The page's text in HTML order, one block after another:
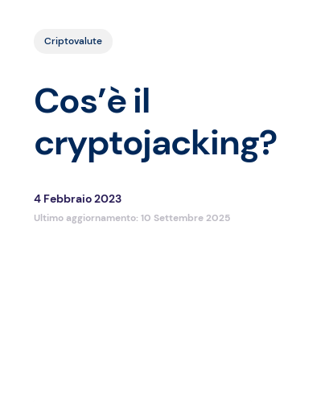
Criptovalute
Cos’è il
cryptojacking?
4 Febbraio 2023
Ultimo aggiornamento: 10 Settembre 2025